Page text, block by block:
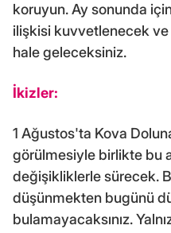
koruyun. Ay sonunda
ilişkisi kuvvetlenecek
hale geleceksiniz.
İkizler:
1 Ağustos'ta Kova
görülmesiyle birlikte bu
değişikliklerle sürecek.
düşünmekten bugünü
bulamayacaksınız.